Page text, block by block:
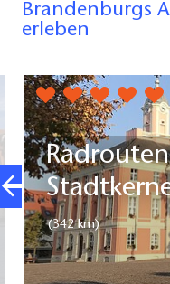
Brandenburgs Altstädte mit dem Rad
erleben
Radrouten Historische
(342 km)